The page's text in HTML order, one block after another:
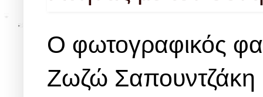
Ο φωτογραφικός
Ζωζώ Σαπουντζάκη